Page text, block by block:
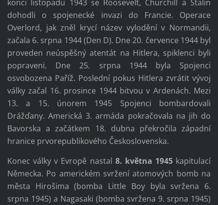
konci listopadu 1943 se Roosevelt, Churchill a Stalin
dohodli o spojenecké invazi do Francie. Operace
Overlord, jak zněl krycí název vylodění v Normandii,
začala 6. srpna 1944 (Den D). Dne 20. července 1944 byl
proveden neúspěšný atentát na Hitlera, spiklenci byli
popraveni. Dne 25. srpna 1944 byla Spojenci
osvobozena Paříž. Poslední pokus Hitlera zvrátit vývoj
války začal 16. prosince 1944 bitvou v Ardenách. Mezi
13. a 15. únorem 1945 Spojenci bombardovali
Drážďany. Americká 3. armáda pokračovala na jih do
Bavorska a začátkem 18. dubna překročila západní
hranice prvorepublikového Československa.
Konec války v Evropě nastal 8. května 1945 kapitulací
Německa. Po americkém svržení atomových bomb na
města Hirošima (bomba Little Boy byla svržena 6.
srpna 1945) a Nagasaki (bomba svržena 9. srpna 1945)